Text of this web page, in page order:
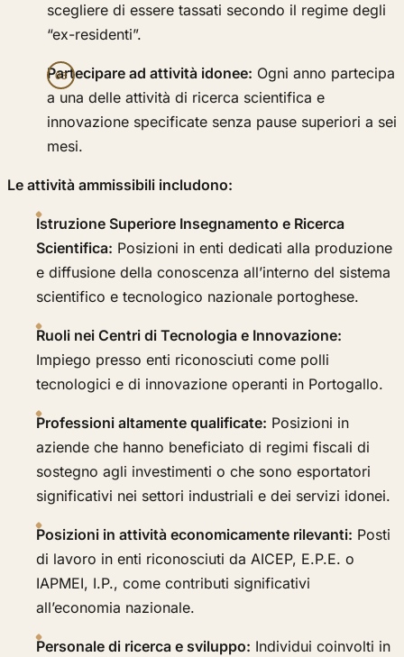
scegliere di essere tassati secondo il regime degli
“ex-residenti”.
Partecipare ad attività idonee: Ogni anno partecipa
a una delle attività di ricerca scientifica e
innovazione specificate senza pause superiori a sei
mesi.
Le attività ammissibili includono:
Istruzione Superiore Insegnamento e Ricerca
Scientifica: Posizioni in enti dedicati alla produzione
e diffusione della conoscenza all’interno del sistema
scientifico e tecnologico nazionale portoghese.
Ruoli nei Centri di Tecnologia e Innovazione:
Impiego presso enti riconosciuti come polli
tecnologici e di innovazione operanti in Portogallo.
Professioni altamente qualificate: Posizioni in
aziende che hanno beneficiato di regimi fiscali di
sostegno agli investimenti o che sono esportatori
significativi nei settori industriali e dei servizi idonei.
Posizioni in attività economicamente rilevanti: Posti
di lavoro in enti riconosciuti da AICEP, E.P.E. o
IAPMEI, I.P., come contributi significativi
all’economia nazionale.
Personale di ricerca e sviluppo: Individui coinvolti in